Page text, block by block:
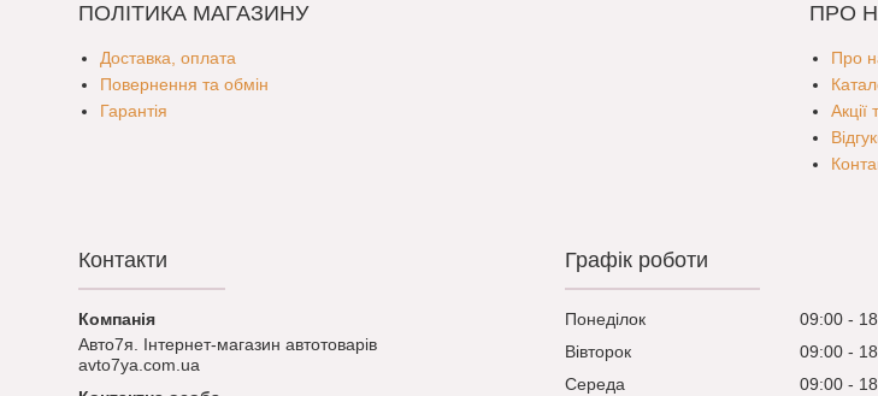
ПОЛІТИКА МАГАЗИНУ
Доставка, оплата
Повернення та обмін
Гарантія
ПРО
Про
Акції
Контакти
Авто7я. Інтернет-магазин автотоварів
avto7ya.com.ua
Графік роботи
Понеділок 09:00
Вівторок
09:00
Середа
09:00